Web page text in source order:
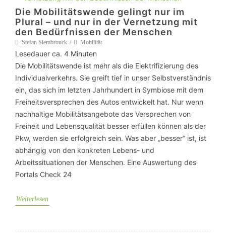
Die Mobilitätswende gelingt nur im
Plural – und nur in der Vernetzung mit
den Bedürfnissen der Menschen
Stefan Slembrouck Mobilität
Lesedauer ca. 4 Minuten
Die Mobilitätswende ist mehr als die Elektrifizierung des
Individualverkehrs. Sie greift tief in unser Selbstverständnis
ein, das sich im letzten Jahrhundert in Symbiose mit dem
Freiheitsversprechen des Autos entwickelt hat. Nur wenn
nachhaltige Mobilitätsangebote das Versprechen von
Freiheit und Lebensqualität besser erfüllen können als der
Pkw, werden sie erfolgreich sein. Was aber „besser“ ist, ist
abhängig von den konkreten Lebens- und
Arbeitssituationen der Menschen. Eine Auswertung des
Portals Check 24
Weiterlesen